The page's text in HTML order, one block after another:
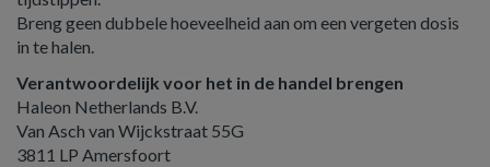
Breng geen dubbele hoeveelheid aan om een vergeten dosis
in te halen.
Verantwoordelijk voor het in de handel brengen
Haleon Netherlands B.V.
Van Asch van Wijckstraat 55G
3811 LP Amersfoort